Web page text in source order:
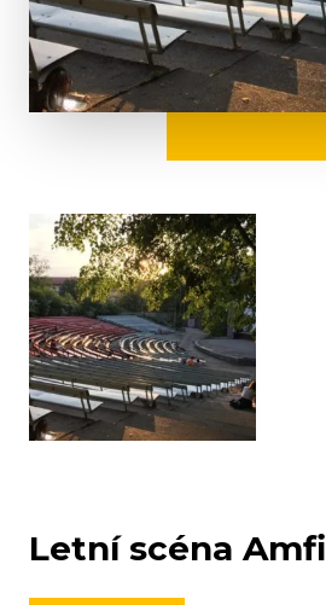
Letní scéna Amfi